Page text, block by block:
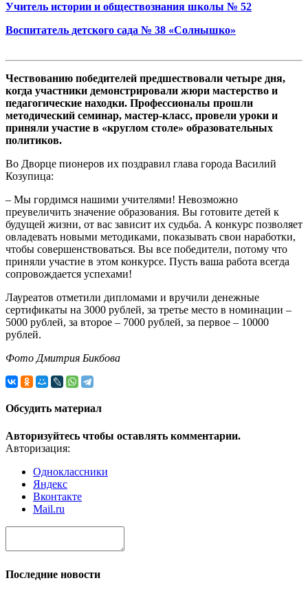
Учитель истории и обществознания школы № 52
Воспитатель детского сада № 38 «Солнышко»
Чествованию победителей предшествовали четыре дня,
когда участники демонстрировали жюри мастерство и
педагогические находки. Профессионалы прошли
методический семинар, мастер-класс, провели уроки и
приняли участие в «круглом столе» образовательных
политиков.
Во Дворце пионеров их поздравил глава города Василий
Козупица:
– Мы гордимся нашими учителями! Невозможно
преувеличить значение образования. Вы готовите детей к
будущей жизни, от вас зависит их судьба. А конкурс позволяет
овладевать новыми методиками, показывать свои наработки,
чтобы совершенствоваться. Вы все победители, потому что
приняли участие в этом конкурсе. Пусть ваша работа всегда
сопровождается успехами!
Лауреатов отметили дипломами и вручили денежные
сертификаты на 3000 рублей, за третье место в номинации –
5000 рублей, за второе – 7000 рублей, за первое – 10000
рублей.
Фото Дмитрия Бикбова
Обсудить материал
Авторизуйтесь чтобы оставлять комментарии.
Авторизация:
Одноклассники
Яндекс
Вконтакте
Mail.ru
Последние новости